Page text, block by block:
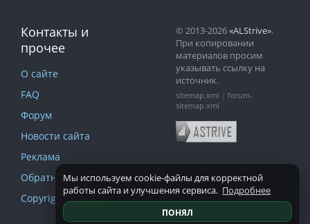
Контакты и
прочее
О сайте
FAQ
Форум
Новости сайта
Реклама
Обратная связь
Copyright и DMCA
© 2013-2026«ALStrive».
При копировании
материалов просим
указывать ссылку на
источник.
sitemap.xml
forum-
sitemap.xml
Мы используем cookie-файлы для корректной
работы сайта и улучшения сервиса. Подробнее
ПОНЯЛ